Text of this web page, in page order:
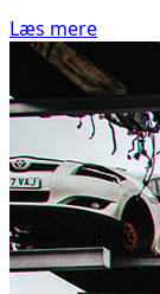
Læs mere